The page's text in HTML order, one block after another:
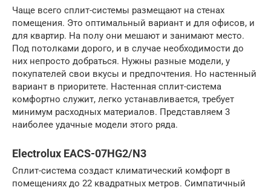
Чаще всего сплит-системы размещают на стенах
помещения. Это оптимальный вариант и для офисов, и
для квартир. На полу они мешают и занимают место.
Под потолками дорого, и в случае необходимости до
них непросто добраться. Нужны разные модели, у
покупателей свои вкусы и предпочтения. Но настенный
вариант в приоритете. Настенная сплит-система
комфортно служит, легко устанавливается, требует
минимум расходных материалов. Представляем 3
наиболее удачные модели этого ряда.
Electrolux EACS-07HG2/N3
Сплит-система создаст климатический комфорт в
помещениях до 22 квадратных метров. Симпатичный